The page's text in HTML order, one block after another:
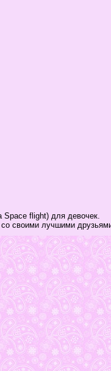
Space flight) для девочек.
со своими лучшими